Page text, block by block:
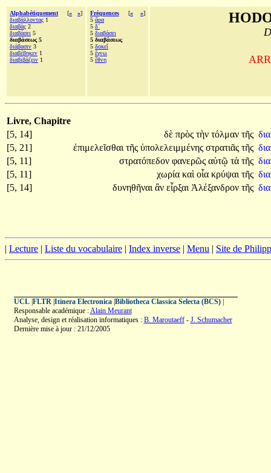
Alphabétiquement [« »]
διαβάλλοντας 1
διαβὰς 2
διαβάσει 5
διαβάσεως 5
διάβασιν 3
διαβέβηκεν 1
διαβιβάζειν 1
Fréquences [« »]
5 ἄρα
5 δ´
5 διαβάσει
5 διαβάσεως
5 δοκεῖ
5 ἔγνω
5 ἔθνη
Livre, Chapitre
[5, 14]
δὲ πρὸς τὴν τόλμαν τῆς
[5, 21]
ἐπιμελεῖσθαι τῆς ὑπολελειμμένης στρατιᾶς τῆς
[5, 11]
στρατόπεδον φανερῶς αὐτῷ τὰ τῆς
[5, 11]
χωρία καὶ οἷα κρύψαι τῆς
[5, 14]
δυνηθῆναι ἂν εἶρξαι Ἀλέξανδρον τῆς
| Lecture | Liste du vocabulaire | Index inverse | Menu | Site de
UCL| FLTR| Itinera Electronica| Bibliotheca Classica Selecta (BCS)|
Responsable académique :Alain Meurant
Analyse, design et réalisation informatiques : B. Maroutaeff- J. Schumacher
Dernière mise à jour : 21/12/2005